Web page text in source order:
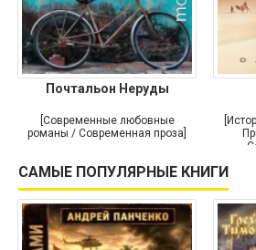
Почтальон Неруды
[Современные любовные
романы / Современная проза]
САМЫЕ ПОПУЛЯРНЫЕ КНИГИ